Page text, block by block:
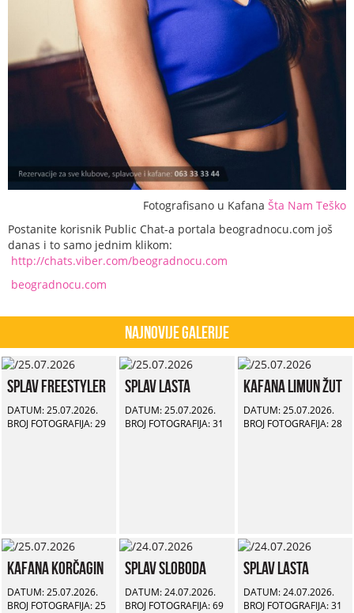
Fotografisano u Kafana Šta Nam Teško
Postanite korisnik Public Chat-a portala beogradnocu.com još
danas i to samo jednim klikom:
http://chats.viber.com/beogradnocu.com
beogradnocu.com
Najnovije Galerije
Splav Freestyler
DATUM: 25.07.2026.
BROJ FOTOGRAFIJA: 29
Splav Lasta
DATUM: 25.07.2026.
BROJ FOTOGRAFIJA: 31
Kafana Limun Žut
DATUM: 25.07.2026.
BROJ FOTOGRAFIJA: 28
Kafana Korčagin
DATUM: 25.07.2026.
BROJ FOTOGRAFIJA: 25
Splav Sloboda
DATUM: 24.07.2026.
BROJ FOTOGRAFIJA: 69
Splav Lasta
DATUM: 24.07.2026.
BROJ FOTOGRAFIJA: 31